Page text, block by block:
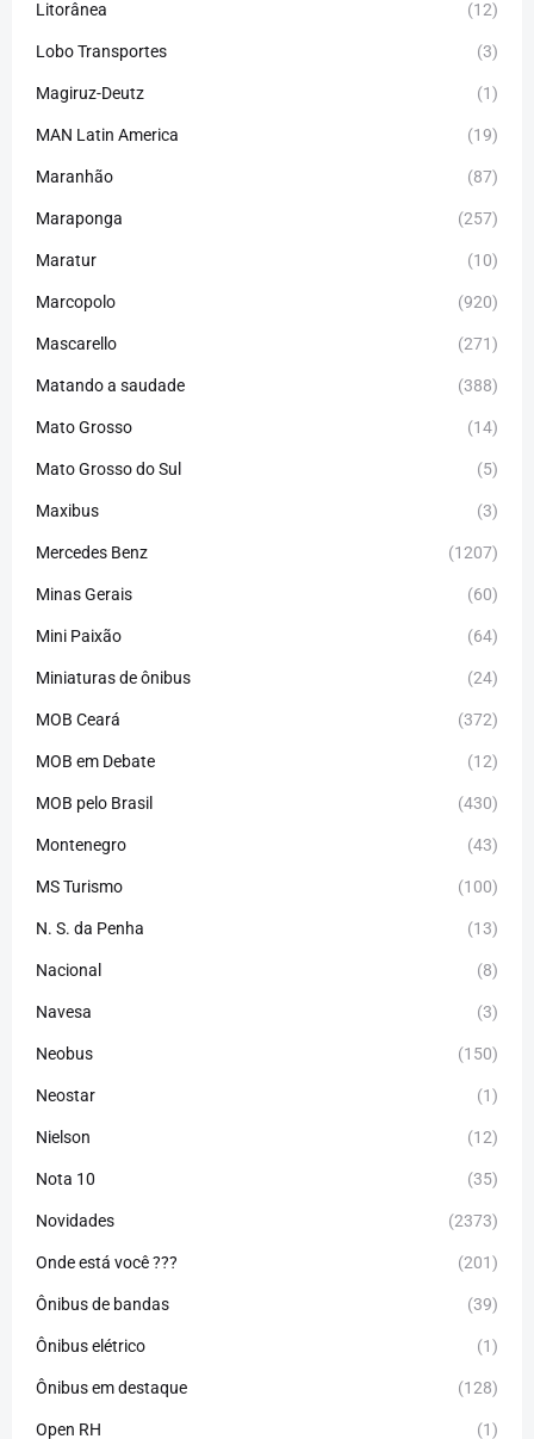
Litorânea (12)
Lobo Transportes (3)
Magiruz-Deutz (1)
MAN Latin America (19)
Maranhão (87)
Maraponga (257)
Maratur (10)
Marcopolo (920)
Mascarello (271)
Matando a saudade (388)
Mato Grosso (14)
Mato Grosso do Sul (5)
Maxibus (3)
Mercedes Benz (1207)
Minas Gerais (60)
Mini Paixão (64)
Miniaturas de ônibus (24)
MOB Ceará (372)
MOB em Debate (12)
MOB pelo Brasil (430)
Montenegro (43)
MS Turismo (100)
N. S. da Penha (13)
Nacional (8)
Navesa (3)
Neobus (150)
Neostar (1)
Nielson (12)
Nota 10 (35)
Novidades (2373)
Onde está você ??? (201)
Ônibus de bandas (39)
Ônibus elétrico (1)
Ônibus em destaque (128)
Open RH (1)